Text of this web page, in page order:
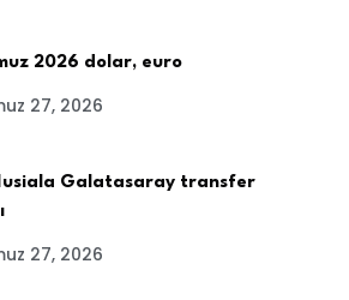
2026 dolar, euro
27, 2026
Galatasaray transfer
27, 2026